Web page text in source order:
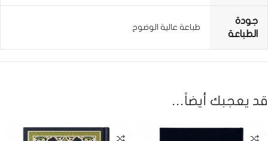
جودة
الطباعة
طباعة عالية الوضوح
قد يعجبك أيضاً…